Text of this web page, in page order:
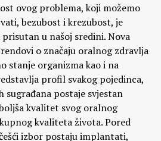
ovog problema, koji možemo
bezubost i krezubost, je
u našoj sredini. Nova
o značaju oralnog zdravlja
stanje organizma kao i na
profil svakog pojedinca,
sugrađana postaje svjestan
kvalitet svog oralnog
kvaliteta života. Pored
izbor postaju implantati,